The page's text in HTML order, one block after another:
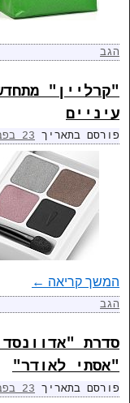
הגב
עיניים
פורסם בתאריך 23 בפברואר 2013
המשך קריאה ←
הגב
סדרת
"אסתי לאודר"
פורסם בתאריך 23 בפברואר 2013